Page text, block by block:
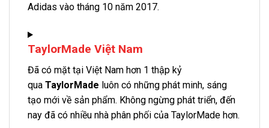
Adidas vào tháng 10 năm 2017.
TaylorMade Việt Nam
Đã có mặt tại Việt Nam hơn 1 thập kỷ
qua TaylorMade luôn có những phát minh, sáng
tạo mới về sản phẩm. Không ngừng phát triển, đến
nay đã có nhiều nhà phân phối của TaylorMade hơn.